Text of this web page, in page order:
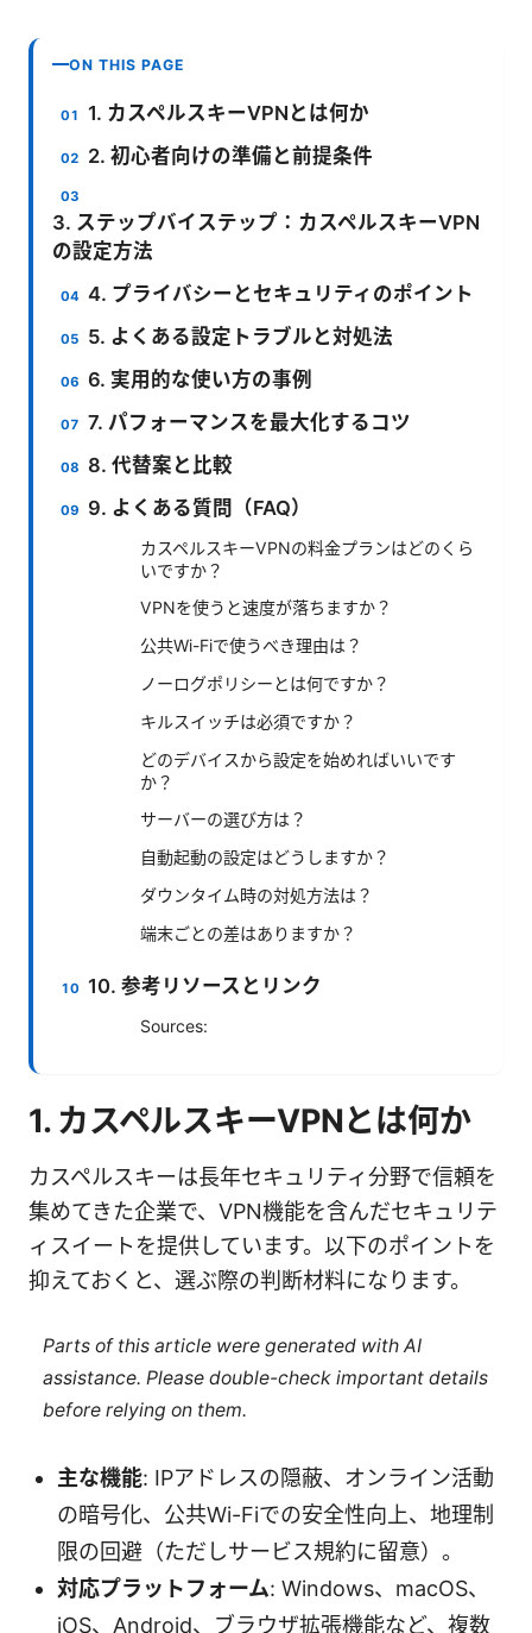
ON THIS PAGE
1. カスペルスキーVPNとは何か
2. 初心者向けの準備と前提条件
3. ステップバイステップ：カスペルスキーVPN
の設定方法
4. プライバシーとセキュリティのポイント
5. よくある設定トラブルと対処法
6. 実用的な使い方の事例
7. パフォーマンスを最大化するコツ
8. 代替案と比較
9. よくある質問（FAQ）
カスペルスキーVPNの料金プランはどのくら
いですか？
VPNを使うと速度が落ちますか？
公共Wi-Fiで使うべき理由は？
ノーログポリシーとは何ですか？
キルスイッチは必須ですか？
どのデバイスから設定を始めればいいです
か？
サーバーの選び方は？
自動起動の設定はどうしますか？
ダウンタイム時の対処方法は？
端末ごとの差はありますか？
10. 参考リソースとリンク
Sources:
1. カスペルスキーVPNとは何か
カスペルスキーは長年セキュリティ分野で信頼を
集めてきた企業で、VPN機能を含んだセキュリテ
ィスイートを提供しています。以下のポイントを
抑えておくと、選ぶ際の判断材料になります。
Parts of this article were generated with AI
assistance. Please double-check important details
before relying on them.
主な機能: IPアドレスの隠蔽、オンライン活動
の暗号化、公共Wi-Fiでの安全性向上、地理制
限の回避（ただしサービス規約に留意）。
対応プラットフォーム: Windows、macOS、
iOS、Android、ブラウザ拡張機能など、複数